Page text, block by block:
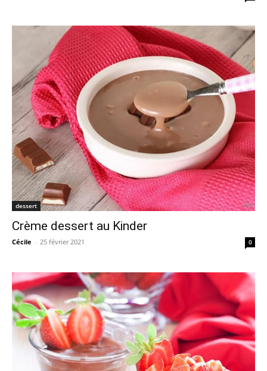
dessert
Crème dessert au Kinder
Cécile - 25 février 2021 0